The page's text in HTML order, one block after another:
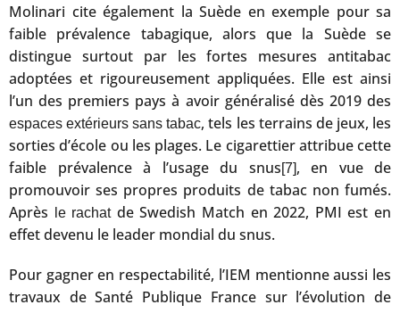
Molinari cite également la Suède en exemple pour sa
faible prévalence tabagique, alors que la Suède se
distingue surtout par les fortes mesures antitabac
adoptées et rigoureusement appliquées. Elle est ainsi
l’un des premiers pays à avoir généralisé dès 2019 des
espaces extérieurs sans tabac, tels les terrains de jeux, les
sorties d’école ou les plages. Le cigarettier attribue cette
faible prévalence à l’usage du snus[7], en vue de
promouvoir ses propres produits de tabac non fumés.
Après
le rachatde Swedish Match en 2022, PMI est en
effet devenu le leader mondial du snus.
Pour gagner en respectabilité, l’IEM mentionne aussi les
travaux de Santé Publique France sur l’évolution de